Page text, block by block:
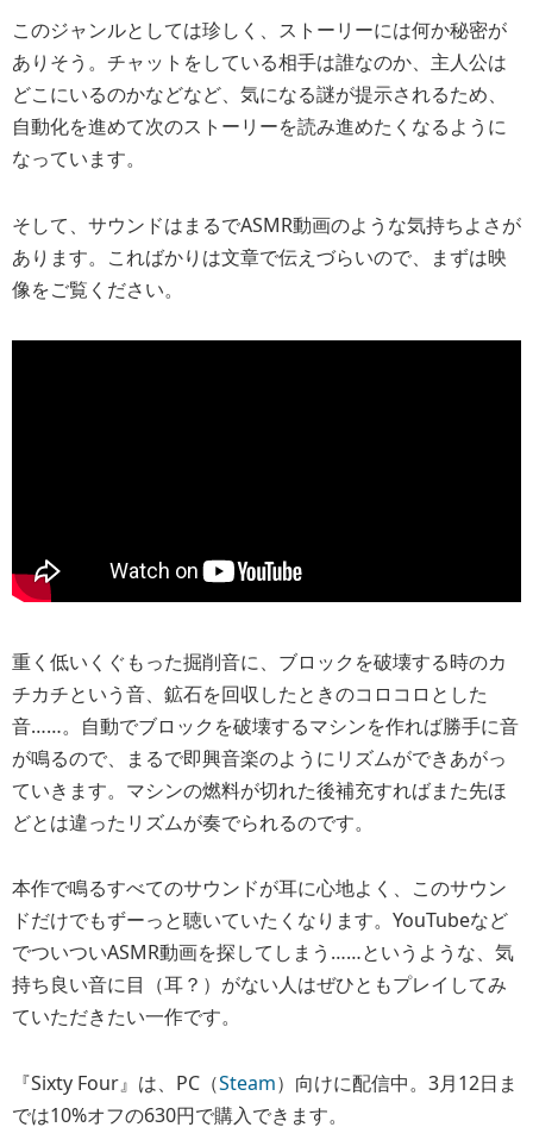
このジャンルとしては珍しく、ストーリーには何か秘密が
ありそう。チャットをしている相手は誰なのか、主人公は
どこにいるのかなどなど、気になる謎が提示されるため、
自動化を進めて次のストーリーを読み進めたくなるように
なっています。
そして、サウンドはまるでASMR動画のような気持ちよさが
あります。こればかりは文章で伝えづらいので、まずは映
像をご覧ください。
重く低いくぐもった掘削音に、ブロックを破壊する時のカ
チカチという音、鉱石を回収したときのコロコロとした
音……。自動でブロックを破壊するマシンを作れば勝手に音
が鳴るので、まるで即興音楽のようにリズムができあがっ
ていきます。マシンの燃料が切れた後補充すればまた先ほ
どとは違ったリズムが奏でられるのです。
本作で鳴るすべてのサウンドが耳に心地よく、このサウン
ドだけでもずーっと聴いていたくなります。YouTubeなど
でついついASMR動画を探してしまう……というような、気
持ち良い音に目（耳？）がない人はぜひともプレイしてみ
ていただきたい一作です。
『Sixty Four』は、PC（Steam）向けに配信中。3月12日ま
では10%オフの630円で購入できます。